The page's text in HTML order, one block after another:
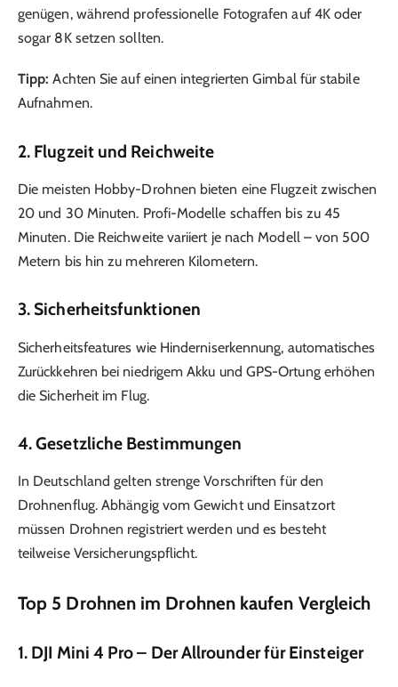
genügen, während professionelle Fotografen auf 4K oder
sogar 8K setzen sollten.
Tipp: Achten Sie auf einen integrierten Gimbal für stabile
Aufnahmen.
2. Flugzeit und Reichweite
Die meisten Hobby-Drohnen bieten eine Flugzeit zwischen
20 und 30 Minuten. Profi-Modelle schaffen bis zu 45
Minuten. Die Reichweite variiert je nach Modell – von 500
Metern bis hin zu mehreren Kilometern.
3. Sicherheitsfunktionen
Sicherheitsfeatures wie Hinderniserkennung, automatisches
Zurückkehren bei niedrigem Akku und GPS-Ortung erhöhen
die Sicherheit im Flug.
4.Gesetzliche Bestimmungen
In Deutschland gelten strenge Vorschriften für den
Drohnenflug. Abhängig vom Gewicht und Einsatzort
müssen Drohnen registriert werden und es besteht
teilweise Versicherungspflicht.
Top 5 Drohnen im Drohnen kaufen Vergleich
1. DJI Mini 4 Pro – Der Allrounder für Einsteiger